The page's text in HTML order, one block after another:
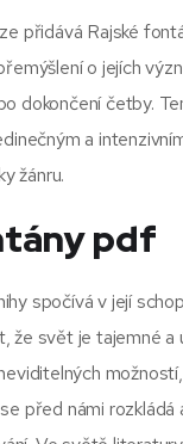
přidává Rajské
o jejích
dokončení četby.
a
žánru.
pdf
spočívá v její
že svět je tajemné a
před námi rozkládá